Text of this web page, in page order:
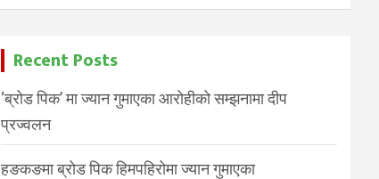
Recent Posts
‘ब्रोड पिक’ मा ज्यान गुमाएका आरोहीको सम्झनामा दीप
प्रज्वलन
हङकङमा ब्रोड पिक हिमपहिरोमा ज्यान गुमाएका